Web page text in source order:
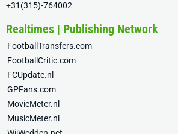
+31(315)-764002
Realtimes | Publishing Network
FootballTransfers.com
FootballCritic.com
FCUpdate.nl
GPFans.com
MovieMeter.nl
MusicMeter.nl